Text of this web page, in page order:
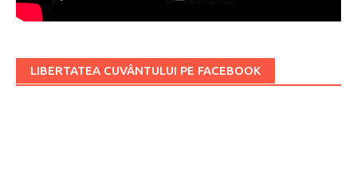
LIBERTATEA CUVÂNTULUI PE FACEBOOK